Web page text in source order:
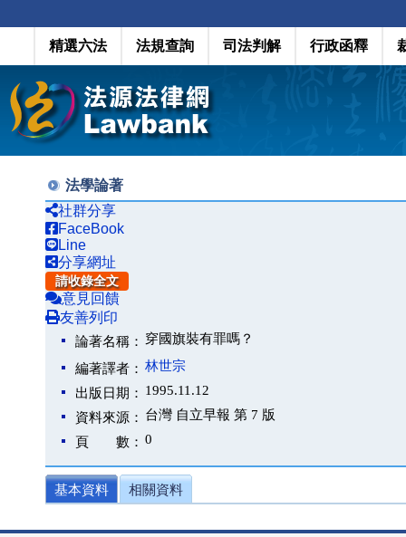
精選六法 法規查詢 司法判解 行政函釋
法學論著
社群分享
FaceBook
Line
分享網址
請收錄全文
意見回饋
友善列印
論著名稱： 穿國旗裝有罪嗎？
編著譯者： 林世宗
出版日期： 1995.11.12
資料來源： 台灣 自立早報 第 7 版
頁 數： 0
基本資料 相關資料